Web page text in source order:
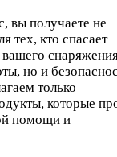
вы получаете не
тех, кто спасает
но и
только
которые
помощи и